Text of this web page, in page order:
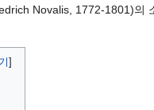
Novalis, 1772-1801)의